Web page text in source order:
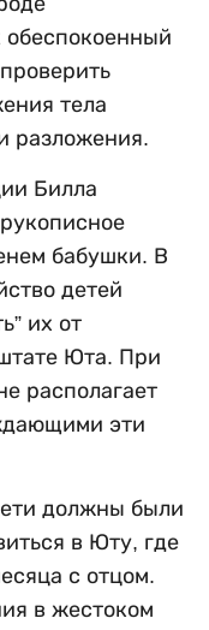
обеспокоенный
тела
разложения.
Билла
бабушки. В
детей
их от
Юта. При
располагает
эти
должны были
в Юту, где
с отцом.
в жестоком